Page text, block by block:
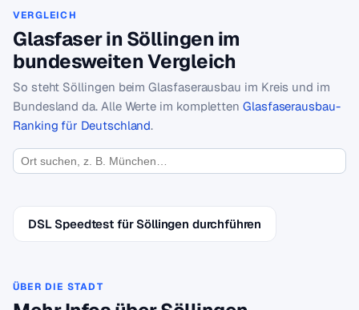
VERGLEICH
Glasfaser in Söllingen im
bundesweiten Vergleich
So steht Söllingen beim Glasfaserausbau im Kreis und im
Bundesland da. Alle Werte im komplettenGlasfaserausbau-
Ranking für Deutschland.
DSL Speedtest für Söllingen durchführen
ÜBER DIE STADT